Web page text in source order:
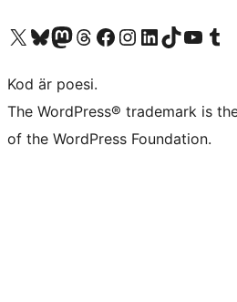
Besök vår X-konto (f.d. Twitter)
Besök vårt Bluesky-konto
Besök vårt Mastodon-konto
Besök vårt Thread-konto
Besök vår Facebook-sidaBesök vårt Instagram-konto
Besök vårt LinkedIn-konto
Besök vårt TikTok-konto
Besök vår YouTube-kanal
Besök vårt
Kod är poesi.
The WordPress® trademark is
of the WordPress Foundation.